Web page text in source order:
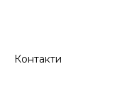
Контакти